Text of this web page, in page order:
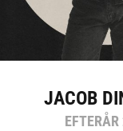
JACOB